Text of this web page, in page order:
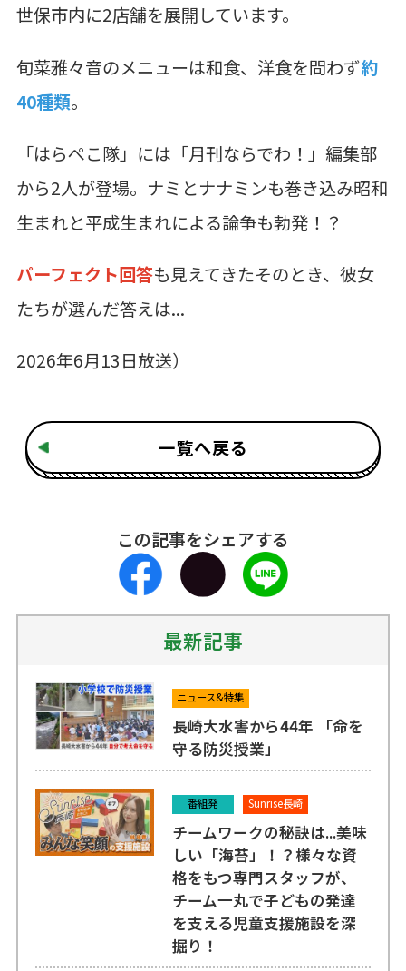
世保市内に2店舗を展開しています。
旬菜雅々音のメニューは和食、洋食を問わず約
40種類。
「はらぺこ隊」には「月刊ならでわ！」編集部
から2人が登場。ナミとナナミンも巻き込み昭和
生まれと平成生まれによる論争も勃発！？
パーフェクト回答も見えてきたそのとき、彼女
たちが選んだ答えは...
2026年6月13日放送）
一覧へ戻る
この記事をシェアする
最新記事
ニュース&特集
長崎大水害から44年 「命を
守る防災授業」
番組発 Sunrise長崎
チームワークの秘訣は...美味
しい「海苔」！？様々な資
格をもつ専門スタッフが、
チーム一丸で子どもの発達
を支える児童支援施設を深
掘り！